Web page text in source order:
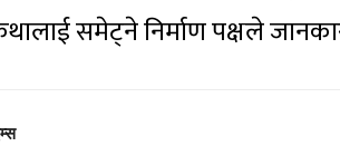
समेट्ने निर्माण पक्षले